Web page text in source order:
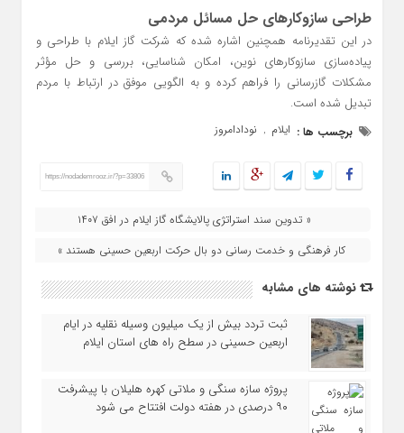
طراحی سازوکارهای حل مسائل مردمی
در این تقدیرنامه همچنین اشاره شده که شرکت گاز ایلام با طراحی و
پیاده‌سازی سازوکارهای نوین، امکان شناسایی، بررسی و حل مؤثر
مشکلات گازرسانی را فراهم کرده و به الگویی موفق در ارتباط با مردم
تبدیل شده است.
برچسب ها : ایلام , نودادامروز
https://nodademrooz.ir/?p=33806
« تدوین سند استراتژی پالایشگاه گاز ایلام در افق ۱۴۰۷
کار فرهنگی و خدمت‌ رسانی دو بال حرکت اربعین حسینی هستند »
نوشته های مشابه
ثبت تردد بیش از یک میلیون وسیله نقلیه در ایام
اربعین حسینی در سطح راه‌ های استان ایلام
پروژه سازه سنگی و ملاتی کهره هلیلان با پیشرفت
۹۰ درصدی در هفته دولت افتتاح می شود